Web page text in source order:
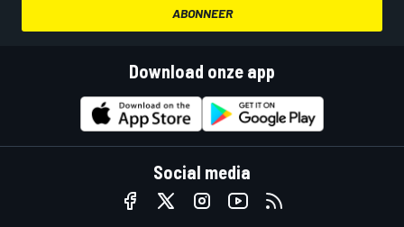
ABONNEER
Download onze app
Social media